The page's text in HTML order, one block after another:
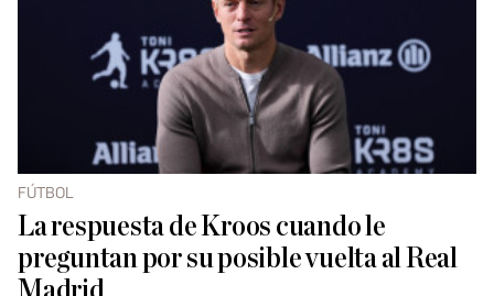
FÚTBOL
La respuesta de Kroos cuando le
preguntan por su posible vuelta al Real